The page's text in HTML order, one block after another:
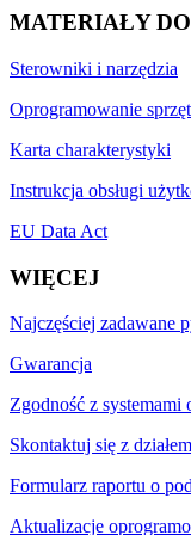
MATERIAŁY
Sterowniki i narzędzia
Oprogramowanie
Karta charakterystyki
Instrukcja obsługi
EU Data Act
WIĘCEJ
Najczęściej zadawane
Gwarancja
Zgodność z systemami
Skontaktuj się z
Formularz raportu o
Aktualizacje